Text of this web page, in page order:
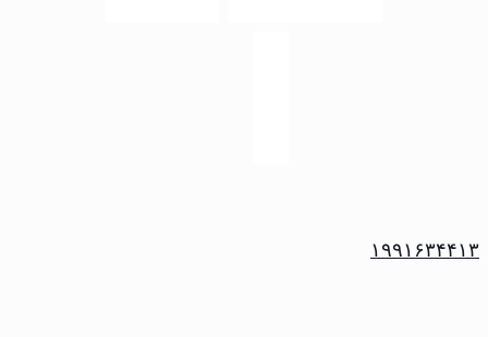
۱۹۹۱۶۳۴۴۱۳